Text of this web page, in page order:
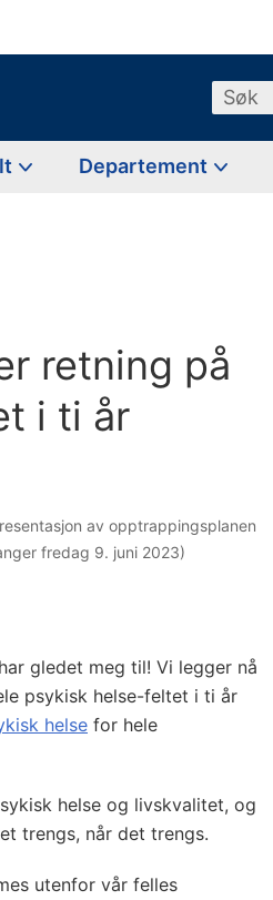
Søk
Departement
retning på
i ti år
av opptrappingsplanen
fredag 9. juni 2023)
gledet meg til! Vi legger nå
psykisk helse-feltet i ti år
helse for hele
helse og livskvalitet, og
trengs, når det trengs.
utenfor vår felles